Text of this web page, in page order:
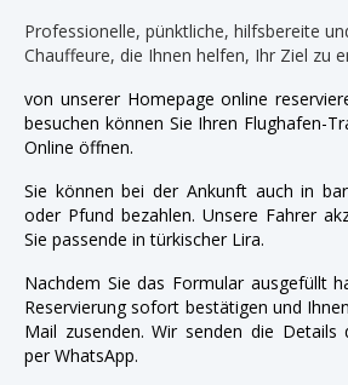
Professionelle, pünktliche, hilfsbereite
Chauffeure, die Ihnen helfen, Ihr Ziel zu
von unserer Homepage online
besuchen können Sie Ihren Flughafen-
Online öffnen.
Sie können bei der Ankunft auch in
oder Pfund bezahlen. Unsere Fahrer
Sie passende in türkischer Lira.
Nachdem Sie das Formular ausgefüllt
Reservierung sofort bestätigen und
Mail zusenden. Wir senden die Details
per WhatsApp.